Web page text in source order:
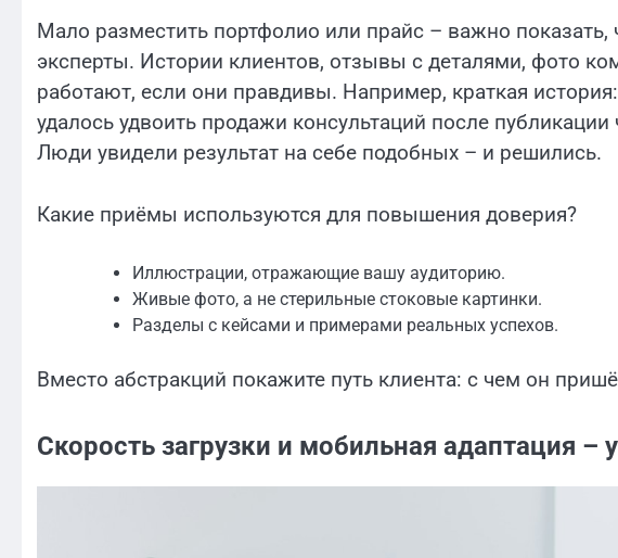
Мало разместить портфолио или прайс – важно показать,
эксперты. Истории клиентов, отзывы с деталями, фото
работают, если они правдивы. Например, краткая
удалось удвоить продажи консультаций после
Люди увидели результат на себе подобных – и решились.
Какие приёмы используются для повышения доверия?
Иллюстрации, отражающие вашу аудиторию.
Живые фото, а не стерильные стоковые картинки.
Разделы с кейсами и примерами реальных успехов.
Вместо абстракций покажите путь клиента: с чем он
Скорость загрузки и мобильная адаптация –